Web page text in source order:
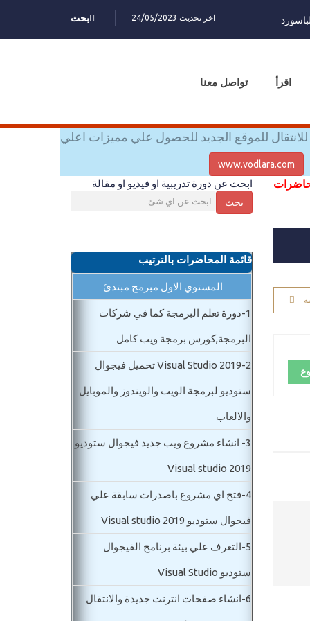
اخر تحديث 24/05/2023 بحث
اقرأ تواصل معنا
للموقع الجديد للحصول علي مميزات اعلي
www.vodlara.com
ابحث عن دورة تدريبية او فيديو او مقالة
بحث
قائمة المحاضرات بالترتيب
المستوي الاول مبرمج مبتدئ
1- دورة تعلم البرمجة كما في شركات
البرمجة,كورس برمجة ويب كامل
2- Visual Studio 2019 تحميل فيجوال
ستوديو لبرمجة الويب والويندوز والموبايل
والالعاب
3- انشاء مشروع ويب جديد فيجوال ستوديو
Visual studio 2019
4- فتح اي مشروع باصدرات سابقة علي
فيجوال ستوديو Visual studio 2019
5- التعرف علي بيئة برنامج الفيجوال
ستوديو Visual Studio
6- انشاء صفحات انترنت جديدة والانتقال